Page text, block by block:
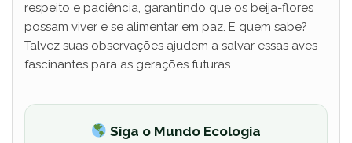
respeito e paciência, garantindo que os beija-flores
possam viver e se alimentar em paz. E quem sabe?
Talvez suas observações ajudem a salvar essas aves
fascinantes para as gerações futuras.
Siga o Mundo Ecologia